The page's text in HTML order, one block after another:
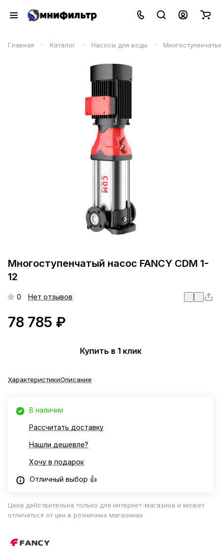
Главная – Каталог – Насосы для воды –
Многоступенчатый насос FANCY CDM 1-
12
0 Нет отзывов
78 785 ₽
Купить в 1 клик
ХарактеристикиОписание
В наличии
Рассчитать доставку
Нашли дешевле?
Хочу в подарок
Отличный выбор 👍
Цена действительна только для интернет-магазина и может
отличаться от цен в розничных магазинах